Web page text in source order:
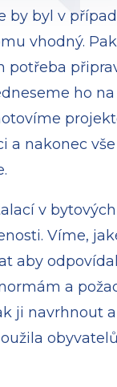
by byl v
vhodný.
potřeba
ho na
a nakonec
v
Víme,
aby
a
ji navrhnout